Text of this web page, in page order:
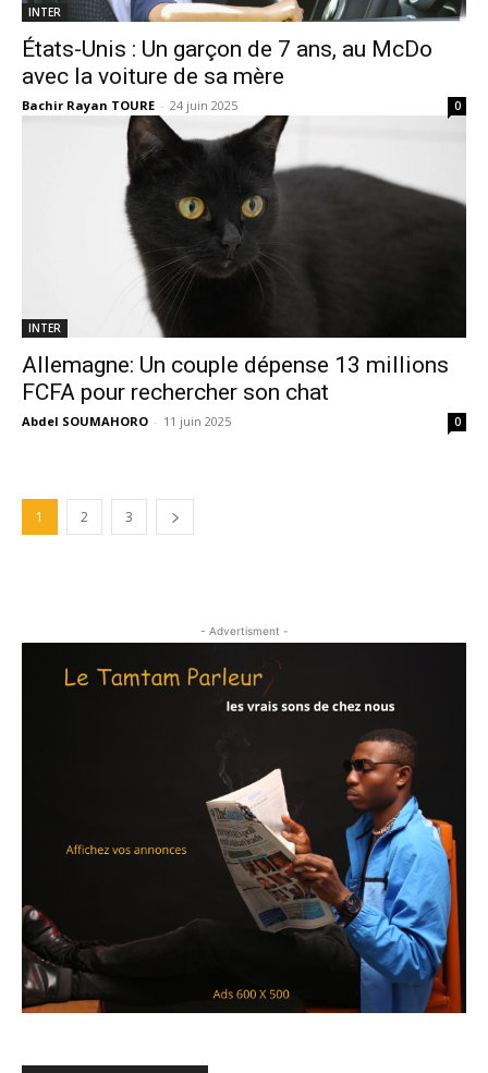
INTER
États-Unis : Un garçon de 7 ans, au McDo
avec la voiture de sa mère
Bachir Rayan TOURE - 24 juin 2025 0
INTER
Allemagne: Un couple dépense 13 millions
FCFA pour rechercher son chat
Abdel SOUMAHORO - 11 juin 2025 0
1 2 3
- Advertisment -